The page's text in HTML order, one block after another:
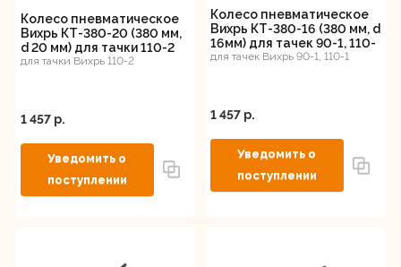
Колесо пневматическое
Вихрь КТ-380-20 (380 мм,
d 20 мм) для тачки 110-2
для тачки Вихрь 110-2
1 457 p.
Колесо пневматическое
Вихрь КТ-380-16 (380 мм, d
16мм) для тачек 90-1, 110-
1
для тачек Вихрь 90-1, 110-1
1 457 p.